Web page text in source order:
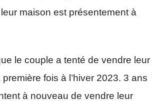
maison est présentement à
le couple a tenté de vendre leur
fois à l’hiver 2023. 3 ans
à nouveau de vendre leur